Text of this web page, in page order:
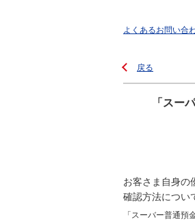
よくあるお問い合
戻る
「スー
お客さま自身の
確認方法につい
「スーバー普通預